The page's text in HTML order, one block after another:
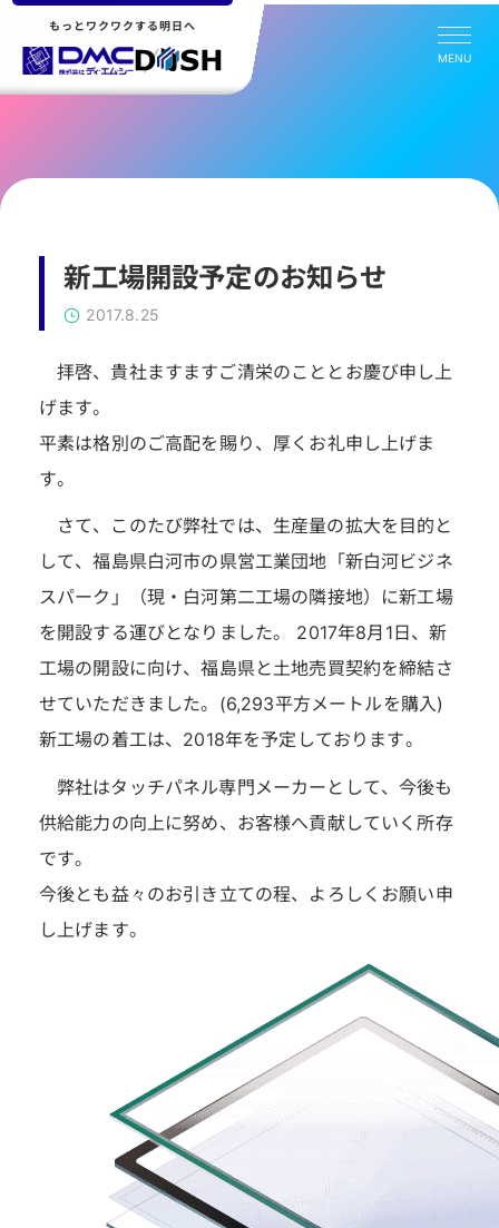
もっとワクワクする明日へ
MENU
新工場開設予定のお知らせ
2017.8.25
拝啓、貴社ますますご清栄のこととお慶び申し上
げます。
平素は格別のご高配を賜り、厚くお礼申し上げま
す。
さて、このたび弊社では、生産量の拡大を目的と
して、福島県白河市の県営工業団地「新白河ビジネ
スパーク」（現・白河第二工場の隣接地）に新工場
を開設する運びとなりました。 2017年8月1日、新
工場の開設に向け、福島県と土地売買契約を締結さ
せていただきました。(6,293平方メートルを購入)
新工場の着工は、2018年を予定しております。
弊社はタッチパネル専門メーカーとして、今後も
供給能力の向上に努め、お客様へ貢献していく所存
です。
今後とも益々のお引き立ての程、よろしくお願い申
し上げます。